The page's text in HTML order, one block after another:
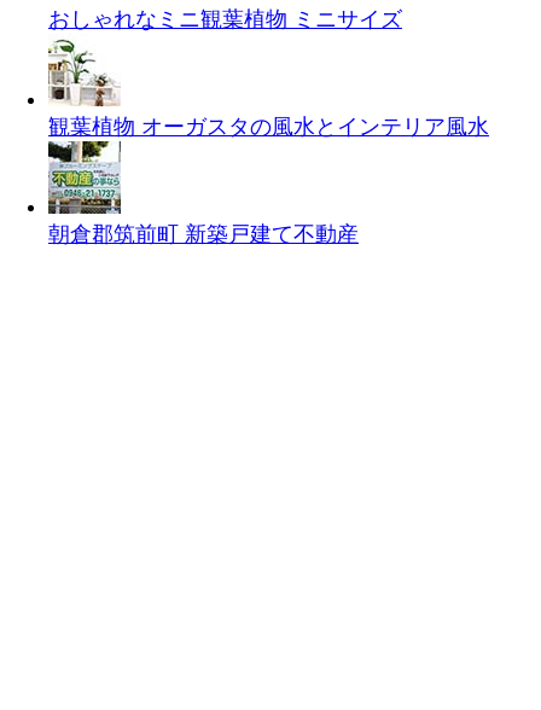
おしゃれなミニ観葉植物 ミニサイズ
観葉植物 オーガスタの風水とインテリア風水
朝倉郡筑前町 新築戸建て不動産